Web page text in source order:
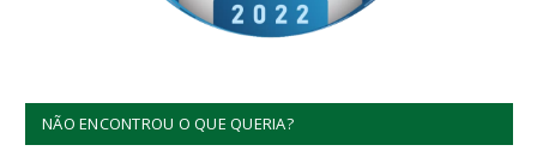
NÃO ENCONTROU O QUE QUERIA?